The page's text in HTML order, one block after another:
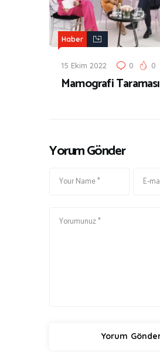
Haber
15 Ekim 2022 0 0
Mamografi Taraması
Yorum Gönder